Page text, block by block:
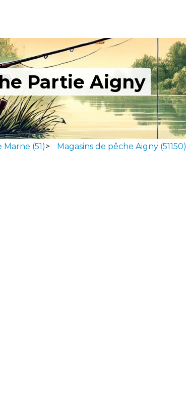
Partie Aigny
Marne (51)> Magasins de pêche Aigny (51150)